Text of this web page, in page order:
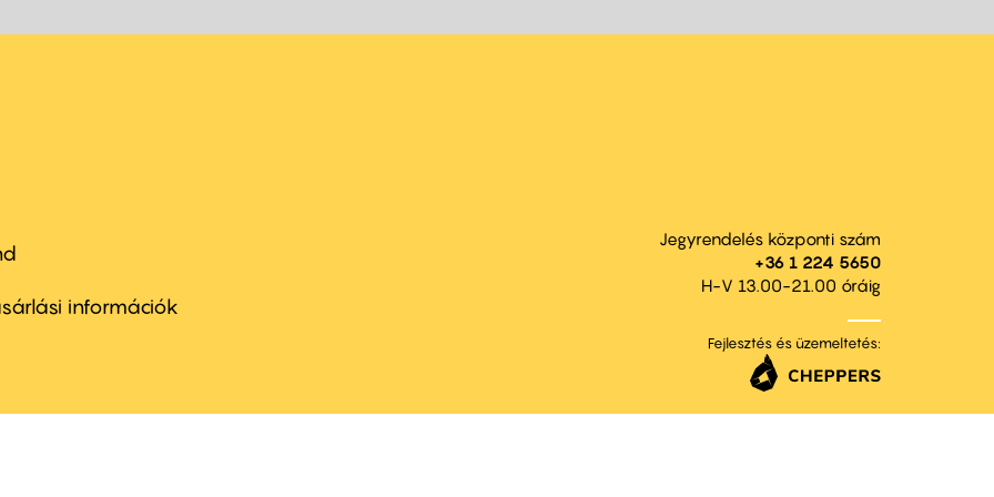
információk
Jegyrendelés központi szám
+36 1 224 5650
H-V 13.00-21.00 óráig
Fejlesztés és üzemeltetés: